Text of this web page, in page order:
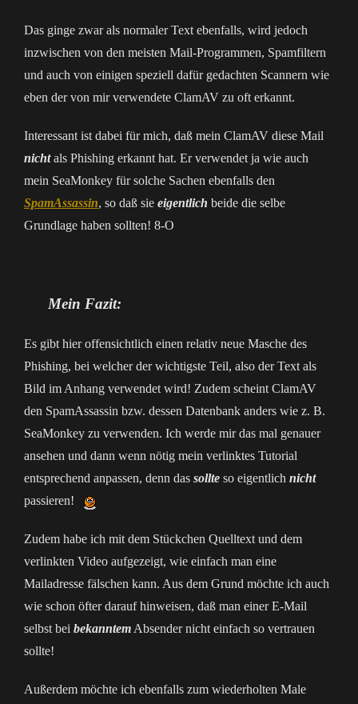
Das ginge zwar als normaler Text ebenfalls, wird jedoch
inzwischen von den meisten Mail-Programmen, Spamfiltern
und auch von einigen speziell dafür gedachten Scannern wie
eben der von mir verwendete ClamAV zu oft erkannt.
Interessant ist dabei für mich, daß mein ClamAV diese Mail
nichtals Phishing erkannt hat. Er verwendet ja wie auch
mein SeaMonkey für solche Sachen ebenfalls den
SpamAssassin, so daß sie eigentlich beide die selbe
Grundlage haben sollten! 8-O
Mein Fazit:
Es gibt hier offensichtlich einen relativ neue Masche des
Phishing, bei welcher der wichtigste Teil, also der Text als
Bild im Anhang verwendet wird! Zudem scheint ClamAV
den SpamAssassin bzw. dessen Datenbank anders wie z. B.
SeaMonkey zu verwenden. Ich werde mir das mal genauer
ansehen und dann wenn nötig mein verlinktes Tutorial
entsprechend anpassen, denn das sollte so eigentlich nicht
passieren!
Zudem habe ich mit dem Stückchen Quelltext und dem
verlinkten Video aufgezeigt, wie einfach man eine
Mailadresse fälschen kann. Aus dem Grund möchte ich auch
wie schon öfter darauf hinweisen, daß man einer E-Mail
selbst bei bekanntem Absender nicht einfach so vertrauen
sollte!
Außerdem möchte ich ebenfalls zum wiederholten Male